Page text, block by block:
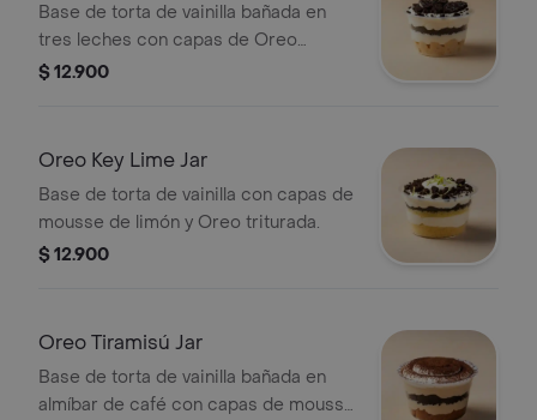
Base de torta de vainilla bañada en
tres leches con capas de Oreo
triturada.
$ 12.900
Oreo Key Lime Jar
Base de torta de vainilla con capas de
mousse de limón y Oreo triturada.
$ 12.900
Oreo Tiramisú Jar
Base de torta de vainilla bañada en
almíbar de café con capas de mousse